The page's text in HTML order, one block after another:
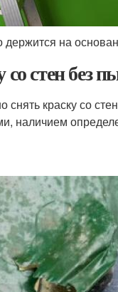
на
стен без
снять краску со
наличием